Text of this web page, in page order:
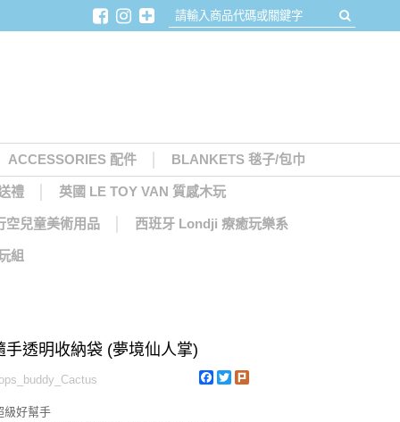
ACCESSORIES 配件 BLANKETS 毯子/包巾
禮 英國 LE TOY VAN 質感木玩
空兒童美術用品 西班牙 Londji 療癒玩樂系
組
手透明收納袋 (夢境仙人掌)
Facebook
Twitter
級好幫手